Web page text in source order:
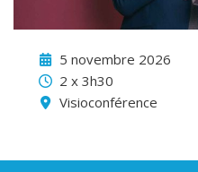
5 novembre 2026
2 x 3h30
Visioconférence